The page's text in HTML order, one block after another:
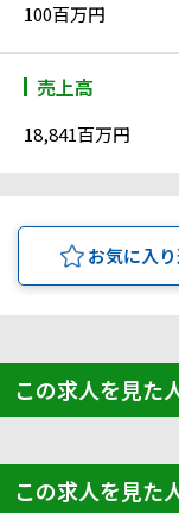
100百万円
売上高
18,841百万円
お気に入
この求人を見た
この求人を見た